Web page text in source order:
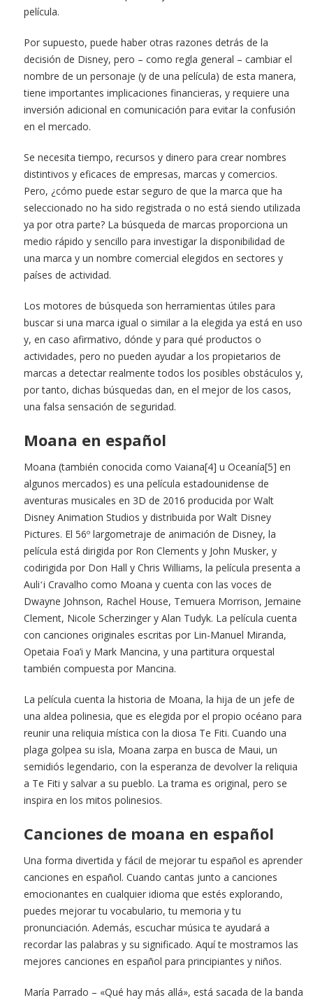
película.
Por supuesto, puede haber otras razones detrás de la
decisión de Disney, pero – como regla general – cambiar el
nombre de un personaje (y de una película) de esta manera,
tiene importantes implicaciones financieras, y requiere una
inversión adicional en comunicación para evitar la confusión
en el mercado.
Se necesita tiempo, recursos y dinero para crear nombres
distintivos y eficaces de empresas, marcas y comercios.
Pero, ¿cómo puede estar seguro de que la marca que ha
seleccionado no ha sido registrada o no está siendo utilizada
ya por otra parte? La búsqueda de marcas proporciona un
medio rápido y sencillo para investigar la disponibilidad de
una marca y un nombre comercial elegidos en sectores y
países de actividad.
Los motores de búsqueda son herramientas útiles para
buscar si una marca igual o similar a la elegida ya está en uso
y, en caso afirmativo, dónde y para qué productos o
actividades, pero no pueden ayudar a los propietarios de
marcas a detectar realmente todos los posibles obstáculos y,
por tanto, dichas búsquedas dan, en el mejor de los casos,
una falsa sensación de seguridad.
Moana en español
Moana (también conocida como Vaiana[4] u Oceanía[5] en
algunos mercados) es una película estadounidense de
aventuras musicales en 3D de 2016 producida por Walt
Disney Animation Studios y distribuida por Walt Disney
Pictures. El 56º largometraje de animación de Disney, la
película está dirigida por Ron Clements y John Musker, y
codirigida por Don Hall y Chris Williams, la película presenta a
Auliʻi Cravalho como Moana y cuenta con las voces de
Dwayne Johnson, Rachel House, Temuera Morrison, Jemaine
Clement, Nicole Scherzinger y Alan Tudyk. La película cuenta
con canciones originales escritas por Lin-Manuel Miranda,
Opetaia Foa’i y Mark Mancina, y una partitura orquestal
también compuesta por Mancina.
La película cuenta la historia de Moana, la hija de un jefe de
una aldea polinesia, que es elegida por el propio océano para
reunir una reliquia mística con la diosa Te Fiti. Cuando una
plaga golpea su isla, Moana zarpa en busca de Maui, un
semidiós legendario, con la esperanza de devolver la reliquia
a Te Fiti y salvar a su pueblo. La trama es original, pero se
inspira en los mitos polinesios.
Canciones de moana en español
Una forma divertida y fácil de mejorar tu español es aprender
canciones en español. Cuando cantas junto a canciones
emocionantes en cualquier idioma que estés explorando,
puedes mejorar tu vocabulario, tu memoria y tu
pronunciación. Además, escuchar música te ayudará a
recordar las palabras y su significado. Aquí te mostramos las
mejores canciones en español para principiantes y niños.
María Parrado – «Qué hay más allá», está sacada de la banda